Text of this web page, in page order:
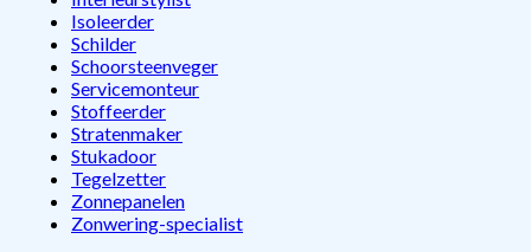
Isoleerder
Schilder
Schoorsteenveger
Servicemonteur
Stoffeerder
Stratenmaker
Stukadoor
Tegelzetter
Zonnepanelen
Zonwering-specialist